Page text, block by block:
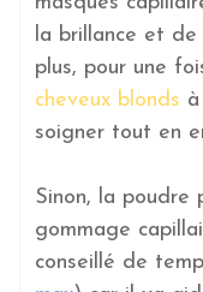
la brillance et de
plus, pour une
cheveux blonds à
soigner tout en
Sinon, la poudre
gommage
conseillé de